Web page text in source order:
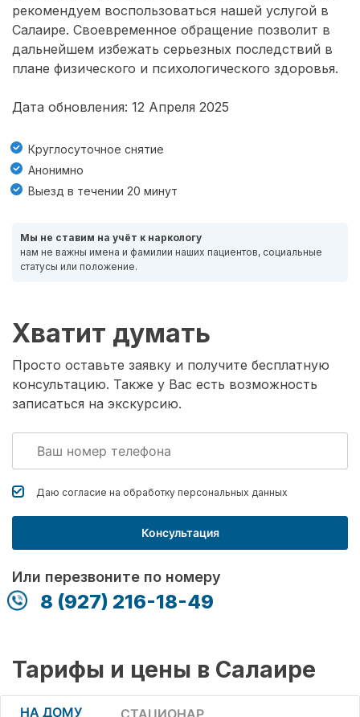
рекомендуем воспользоваться нашей услугой в
Салаире. Своевременное обращение позволит в
дальнейшем избежать серьезных последствий в
плане физического и психологического здоровья.
Дата обновления: 12 Апреля 2025
Круглосуточное снятие
Анонимно
Выезд в течении 20 минут
Мы не ставим на учёт к наркологу
нам не важны имена и фамилии наших пациентов, социальные
статусы или положение.
Хватит думать
Просто оставьте заявку и получите бесплатную
консультацию. Также у Вас есть возможность
записаться на экскурсию.
Даю согласие на обработку персональных данных
Консультация
Или перезвоните по номеру
8 (927) 216-18-49
Тарифы и цены в Салаире
НА ДОМУ СТАЦИОНАР